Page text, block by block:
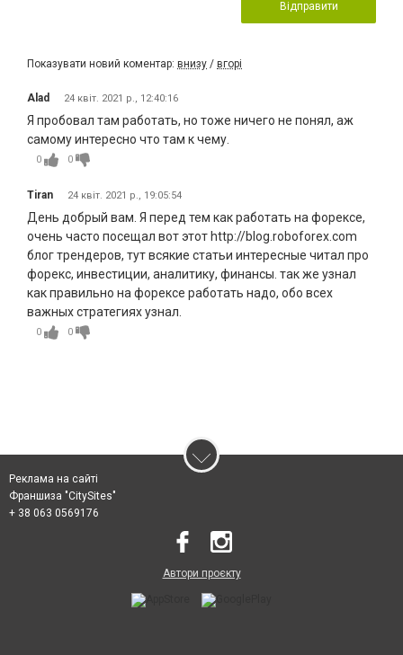
Відправити
Показувати новий коментар: внизу / вгорі
Alad 24 квіт. 2021 р., 12:40:16
Я пробовал там работать, но тоже ничего не понял, аж
самому интересно что там к чему.
0 0
Tiran 24 квіт. 2021 р., 19:05:54
День добрый вам. Я перед тем как работать на форексе,
очень часто посещал вот этот http://blog.roboforex.com
блог трендеров, тут всякие статьи интересные читал про
форекс, инвестиции, аналитику, финансы. так же узнал
как правильно на форексе работать надо, обо всех
важных стратегиях узнал.
0 0
Реклама на сайті
Франшиза "CitySites"
+ 38 063 0569176
Автори проєкту